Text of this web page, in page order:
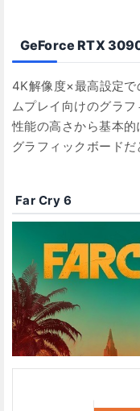
GeForce RTX
4K解像度×最高設定
ムプレイ向けのグラ
性能の高さから基本
グラフィックボードだ
Far Cry 6